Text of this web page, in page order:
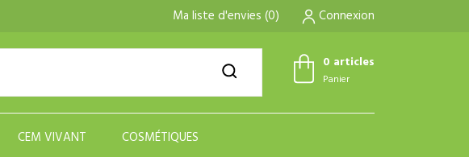
Ma liste d'envies (0) Connexion
0 articles
Panier
CEM VIVANT COSMÉTIQUES